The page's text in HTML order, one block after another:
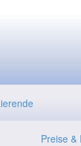
Preise &